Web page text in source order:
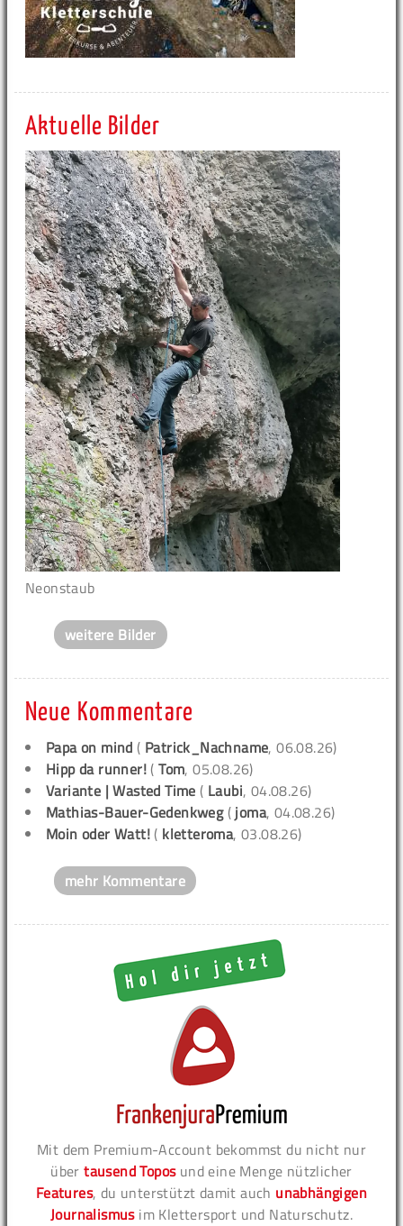
Aktuelle Bilder
Neonstaub
weitere Bilder
Neue Kommentare
Papa on mind ( Patrick_Nachname, 06.08.26)
Hipp da runner! (Tom, 05.08.26)
Variante | Wasted Time ( Laubi, 04.08.26)
Mathias-Bauer-Gedenkweg( joma, 04.08.26)
Moin oder Watt! ( kletteroma, 03.08.26)
mehr Kommentare
Mit dem Premium-Account bekommst du nicht nur
übertausend Toposund eine Menge nützlicher
Features, du unterstützt damit auch unabhängigen
Journalismusim Klettersport und Naturschutz.